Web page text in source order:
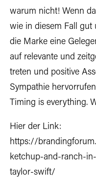
warum nicht! Wenn
wie in diesem Fall gut
die Marke eine
auf relevante und
treten und positive
Sympathie
Timing is everything.
Hier der Link:
https://
ketchup-and-ranch-
taylor-swift/